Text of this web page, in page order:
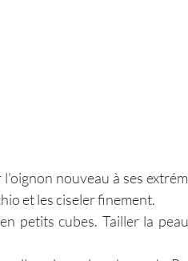
nouveau à ses
et les ciseler finement.
petits cubes. Tailler la